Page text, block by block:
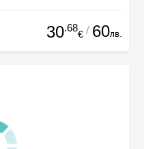
30.68
€ / 60лв.